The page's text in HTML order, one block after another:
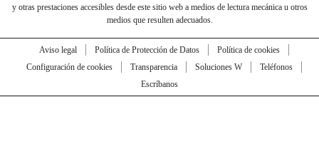
y otras prestaciones accesibles desde este sitio web a medios de lectura mecánica u otros
medios que resulten adecuados.
Aviso legal Política de Protección de Datos
Política de cookies
Configuración de cookies
Transparencia Soluciones W
Teléfonos
Escríbanos